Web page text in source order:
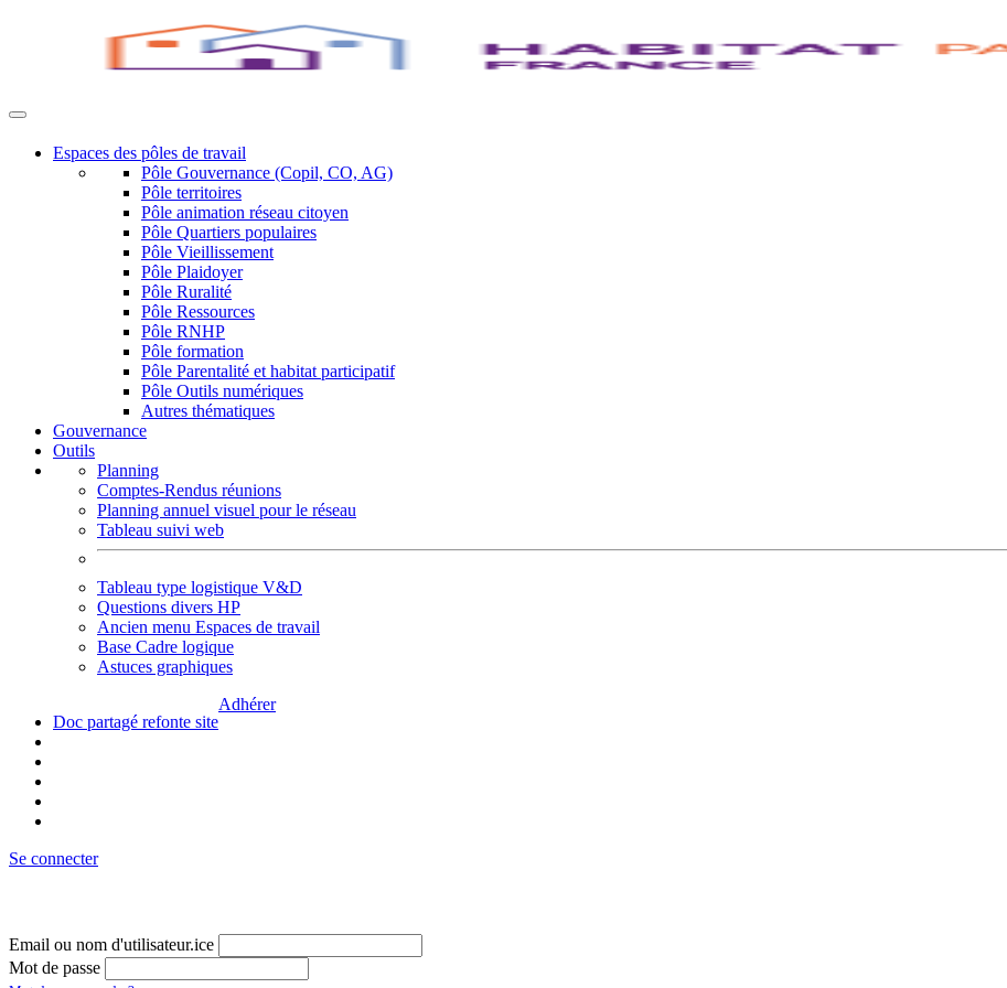
Espaces des pôles de travail
Pôle Gouvernance (Copil, CO, AG)
Pôle territoires
Pôle animation réseau citoyen
Pôle Quartiers populaires
Pôle Vieillissement
Pôle Plaidoyer
Pôle Ruralité
Pôle Ressources
Pôle RNHP
Pôle formation
Pôle Parentalité et habitat participatif
Pôle Outils numériques
Autres thématiques
Gouvernance
Outils
Planning
Comptes-Rendus réunions
Planning annuel visuel pour le réseau
Tableau suivi web
Tableau type logistique V&D
Questions divers HP
Ancien menu Espaces de travail
Base Cadre logique
Astuces graphiques
Doc partagé refonte site
Adhérer
Se connecter
Email ou nom d'utilisateur.ice
Mot de passe